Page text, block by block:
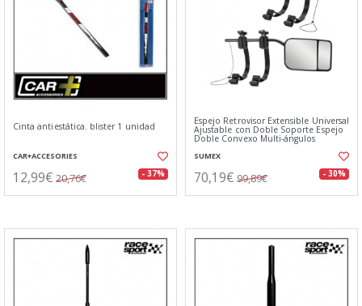
Cinta antiestática. blister 1 unidad
CAR+ACCESORIES
12,99€ 20,76€ - 37%
Espejo Retrovisor Extensible Universal
Ajustable con Doble Soporte Espejo
Doble Convexo Multi-ángulos
SUMEX
70,19€ 99,89€ - 30%